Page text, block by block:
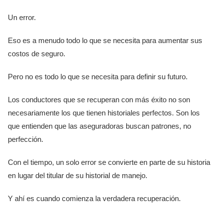
Un error.
Eso es a menudo todo lo que se necesita para aumentar sus
costos de seguro.
Pero no es todo lo que se necesita para definir su futuro.
Los conductores que se recuperan con más éxito no son
necesariamente los que tienen historiales perfectos. Son los
que entienden que las aseguradoras buscan patrones, no
perfección.
Con el tiempo, un solo error se convierte en parte de su historia
en lugar del titular de su historial de manejo.
Y ahí es cuando comienza la verdadera recuperación.